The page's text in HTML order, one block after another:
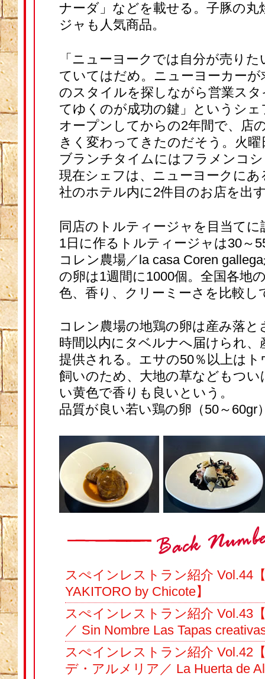
ナーダ」などを載せる。子豚の丸
ジャも人気商品。
「ニューヨークでは自分が売り
ていてはだめ。ニューヨーカー
のスタイルを探しながら営業ス
てゆくのが成功の鍵」というシェ
オープンしてからの2年間で、店
きく変わってきたのだそう。火
ブランチタイムにはフラメンコ
現在シェフは、ニューヨークに
社のホテル内に2件目のお店を出
同店のトルティージャを目当て
1日に作るトルティージャは30～
コレン農場／la casa Coren
の卵は1週間に1000個。全国各地
色、香り、クリーミーさを比較し
コレン農場の地鶏の卵は産み落と
時間以内にタベルナへ届けられ、
提供される。エサの50％以上は
飼いのため、大地の草などもつ
い黄色で香りも良いという。
品質が良い若い鶏の卵（50～60gr
スぺインレストラン紹介 Vol.44
YAKITORO by Chicote】
スぺインレストラン紹介 Vol.43
／ Sin Nombre Las Tapas
スぺインレストラン紹介 Vol.42
デ・アルメリア／ La Huerta de